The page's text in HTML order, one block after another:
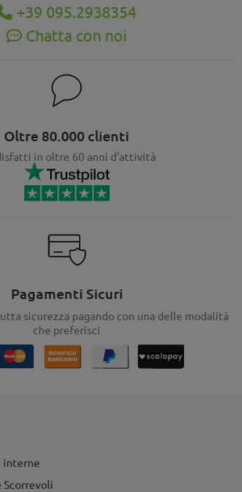
+39 095.2938354
Chatta con noi
Oltre 80.000 clienti
in oltre 60 anni d'attività
Pagamenti Sicuri
sicurezza pagando con una delle modalità
che preferisci
interne